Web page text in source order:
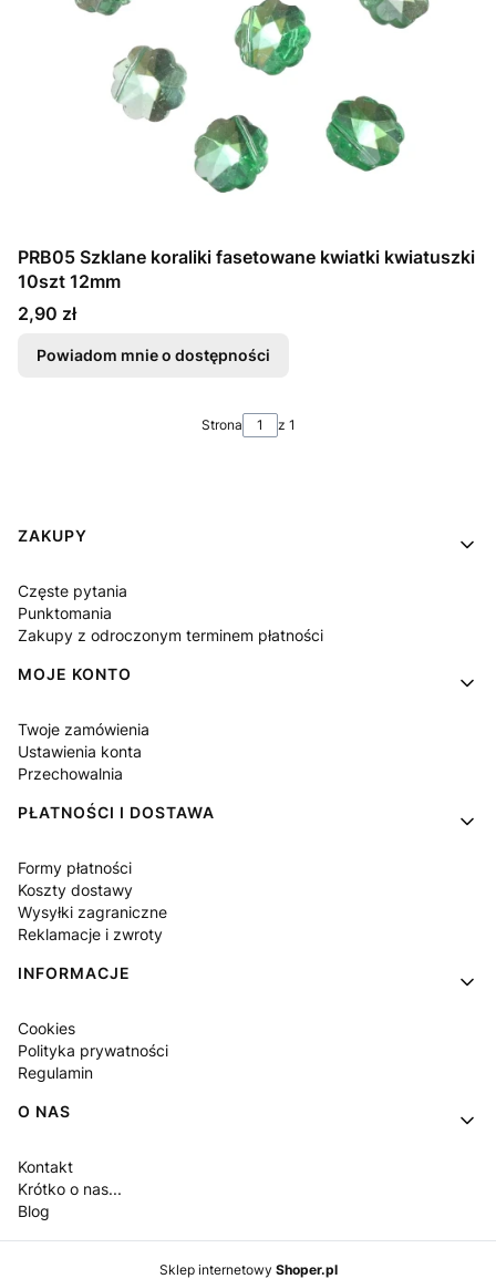
PRB05 Szklane koraliki fasetowane kwiatki kwiatuszki
10szt 12mm
Cena
2,90 zł
Powiadom mnie o dostępności
Strona z 1
Linki w stopce
ZAKUPY
Częste pytania
Punktomania
Zakupy z odroczonym terminem płatności
MOJE KONTO
Twoje zamówienia
Ustawienia konta
Przechowalnia
PŁATNOŚCI I DOSTAWA
Formy płatności
Koszty dostawy
Wysyłki zagraniczne
Reklamacje i zwroty
INFORMACJE
Cookies
Polityka prywatności
Regulamin
O NAS
Kontakt
Krótko o nas...
Blog
Sklep internetowy Shoper.pl